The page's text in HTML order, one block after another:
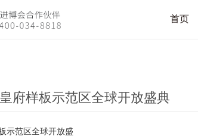
首页
府样板示范区全球开放盛典
示范区全球开放盛